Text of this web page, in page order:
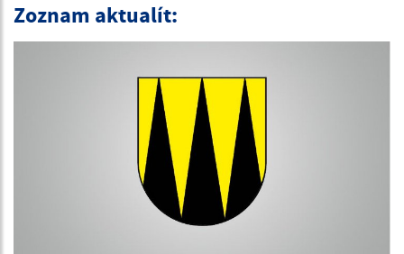
Zoznam aktualít: